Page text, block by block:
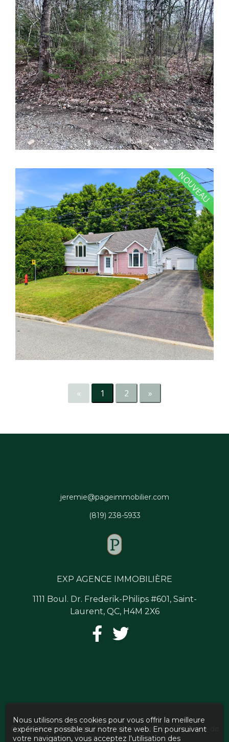
NOUVEAU
« 1 2 »
Nous utilisons des cookies pour vous offrir la meilleure
expérience possible sur notre site web. En poursuivant
votre navigation, vous acceptez l'utilisation des
jeremie@pageimmobilier.com
(819) 238-5933
EXP AGENCE IMMOBILIÈRE
1111 Boul. Dr. Frederik-Philips #601, Saint-
Laurent, QC, H4M 2X6
© 2026Jérémie Pagé| Tous droits réservés. |Politique de
Haut